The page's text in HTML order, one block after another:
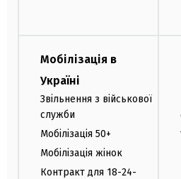
Мобілізація в
Україні
Звільнення з військової
служби
Мобілізація 50+
Мобілізація жінок
Контракт для 18-24-